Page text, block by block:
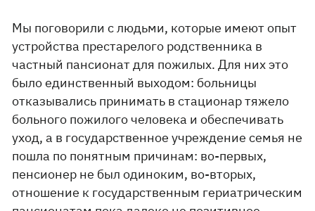
Мы поговорили с людьми, которые имеют опыт
устройства престарелого родственника в
частный пансионат для пожилых. Для них это
было единственный выходом: больницы
отказывались принимать в стационар тяжело
больного пожилого человека и обеспечивать
уход, а в государственное учреждение семья не
пошла по понятным причинам: во-первых,
пенсионер не был одиноким, во-вторых,
отношение к государственным гериатрическим